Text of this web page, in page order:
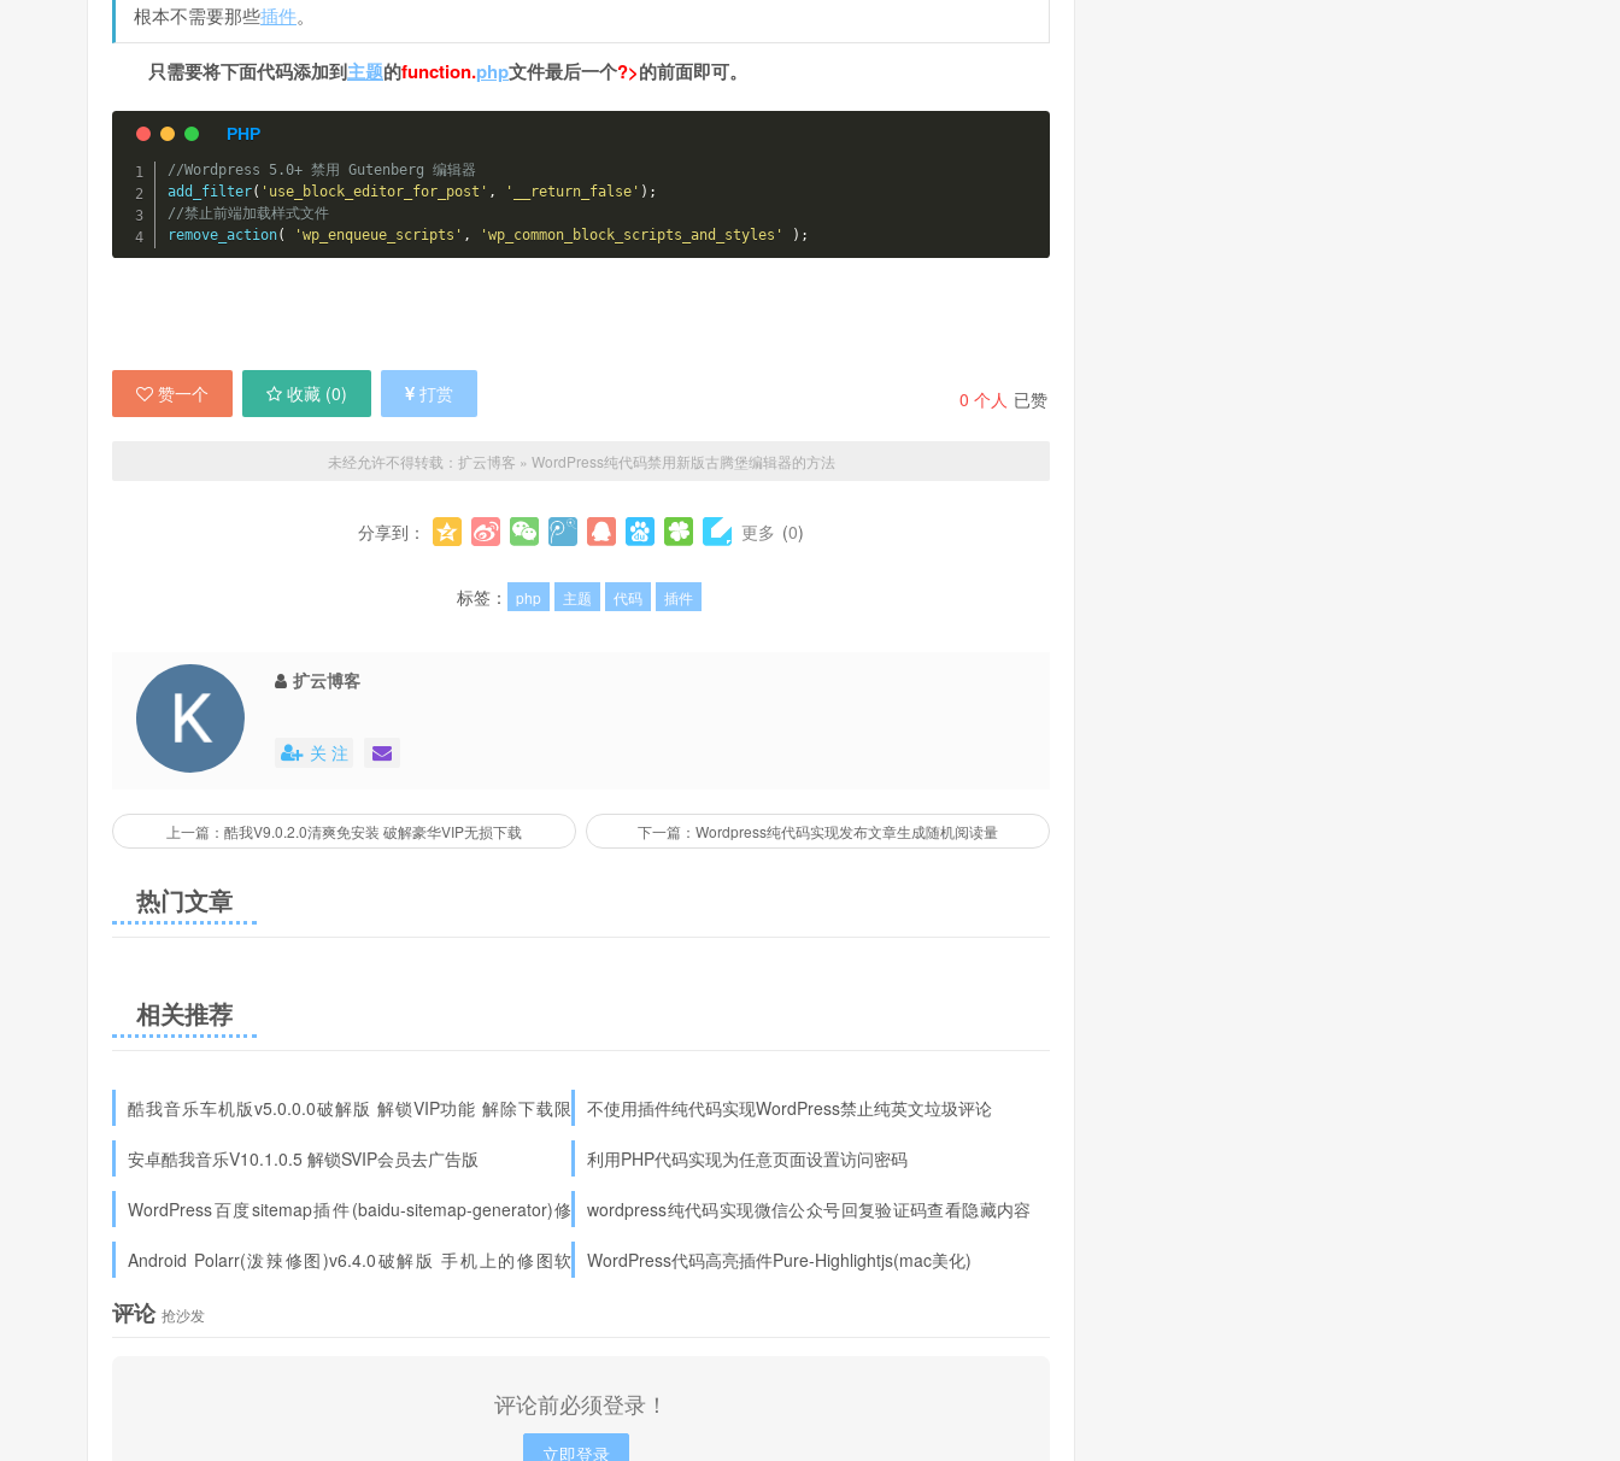
根本不需要那些插件。
只需要将下面代码添加到主题的function.php文件最后一个?>的前面即可。
//Wordpress 5.0+ 禁用 Gutenberg 编辑器
add_filter( 'use_block_editor_for_post' , '__return_false' ) ;
//禁止前端加载样式文件
remove_action( 'wp_enqueue_scripts' , 'wp_common_block_scripts_and_styles' ) ;
0 个人 已赞
赞一个 收藏 (0) 打赏
未经允许不得转载： 扩云博客 » WordPress纯代码禁用新版古腾堡编辑器的方法
分享到： 更多 (0)
标签： php 主题 代码 插件
扩云博客
关 注
上一篇：酷我V9.0.2.0清爽免安装 破解豪华VIP无损下载 下一篇：Wordpress纯代码实现发布文章生成随机阅读量
热门文章
相关推荐
酷我音乐车机版v5.0.0.0破解版 解锁VIP功能 解除下载限
不使用插件纯代码实现WordPress禁止纯英文垃圾评论
安卓酷我音乐V10.1.0.5 解锁SVIP会员去广告版 利用PHP代码实现为任意页面设置访问密码
WordPress百度sitemap插件(baidu-sitemap-generator)修
wordpress纯代码实现微信公众号回复验证码查看隐藏内容
Android Polarr(泼辣修图)v6.4.0破解版 手机上的修图软
件
WordPress代码高亮插件Pure-Highlightjs(mac美化)
评论 抢沙发
评论前必须登录！
立即登录